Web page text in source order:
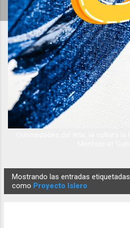
n
Mostrando las entradas etiquetadas
como Proyecto Islero